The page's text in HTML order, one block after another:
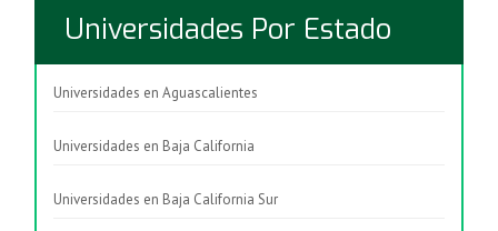
Universidades Por Estado
Universidades en Aguascalientes
Universidades en Baja California
Universidades en Baja California Sur